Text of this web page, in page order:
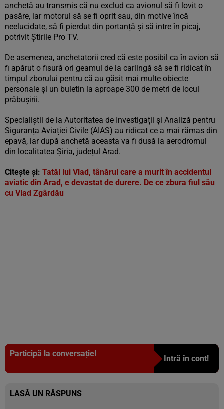
anchetă au transmis că nu exclud ca avionul să fi lovit o
pasăre, iar motorul să se fi oprit sau, din motive încă
neelucidate, să fi pierdut din portanță și să intre în picaj,
potrivit Știrile Pro TV.
De asemenea, anchetatorii cred că este posibil ca în avion să
fi apărut o fisură ori geamul de la carlingă să se fi ridicat în
timpul zborului pentru că au găsit mai multe obiecte
personale și un buletin la aproape 300 de metri de locul
prăbușirii.
Specialiștii de la Autoritatea de Investigații și Analiză pentru
Siguranța Aviației Civile (AIAS) au ridicat ce a mai rămas din
epavă, iar după anchetă aceasta va fi dusă la aerodromul
din localitatea Șiria, județul Arad.
Citește și: Tatăl lui Vlad, tânărul care a murit în accidentul
aviatic din Arad, e devastat de durere. De ce zbura fiul său
cu Vlad Zgârdău
Participă la conversație!
Intră în cont!
LASĂ UN RĂSPUNS